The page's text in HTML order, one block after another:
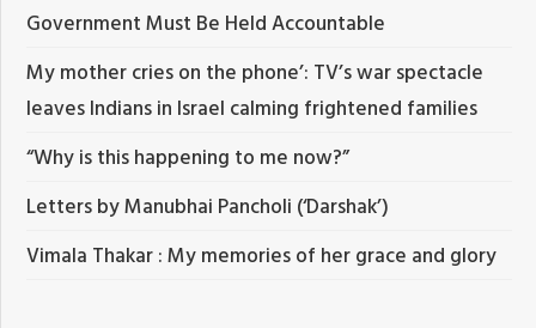
Government Must Be Held Accountable
My mother cries on the phone’: TV’s war spectacle
leaves Indians in Israel calming frightened families
“Why is this happening to me now?”
Letters by Manubhai Pancholi (‘Darshak’)
Vimala Thakar : My memories of her grace and glory